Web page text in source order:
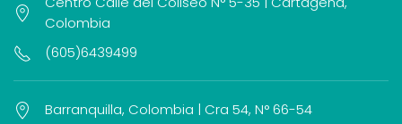
Colombia
(605)6439499
Barranquilla, Colombia | Cra 54, N° 66-54